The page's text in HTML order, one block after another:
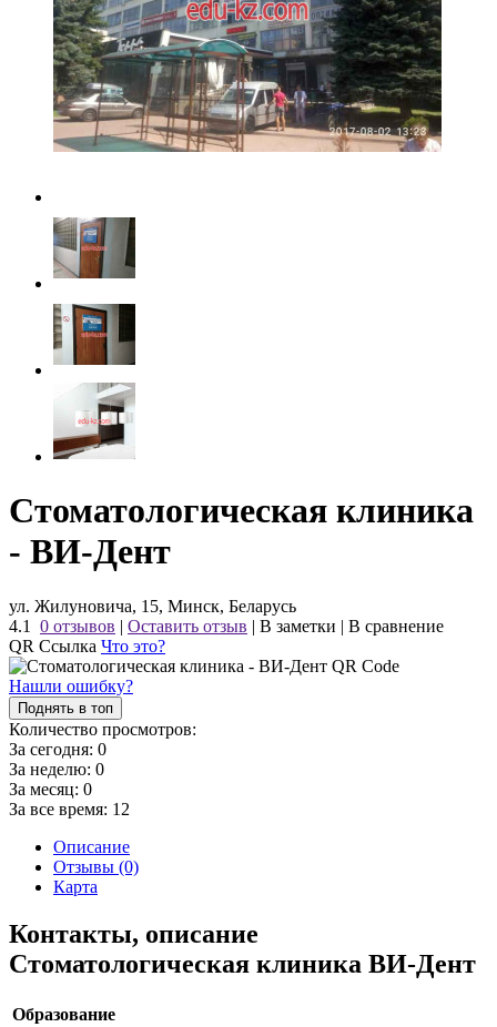
Стоматологическая клиника
- ВИ-Дент
ул. Жилуновича, 15, Минск, Беларусь
4.1
0 отзывов | Оставить отзыв | В заметки | В сравнение
QR Ссылка Что это?
Нашли ошибку?
Поднять в топ
Количество просмотров:
За сегодня: 0
За неделю: 0
За месяц: 0
За все время: 12
Описание
Отзывы (0)
Карта
Контакты, описание
Стоматологическая клиника ВИ-Дент
Образование